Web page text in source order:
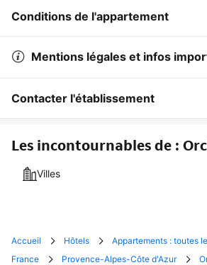
Conditions de l'appartement
Mentions légales et infos
Contacter l'établissement
Les incontournables de :
Villes
Accueil Hôtels
Appartements : toutes
France
Provence-Alpes-Côte d'Azur